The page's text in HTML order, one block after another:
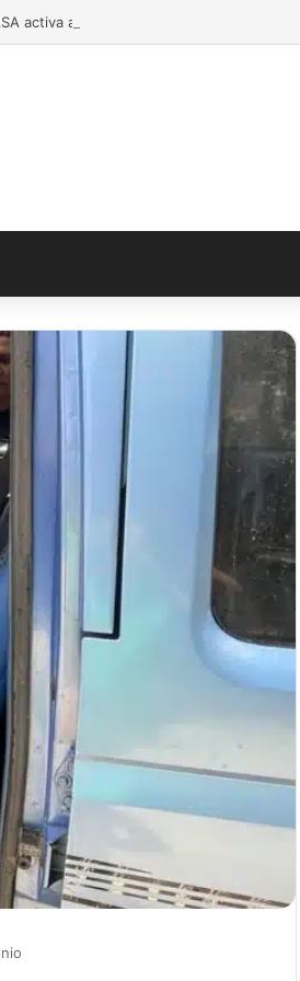
activa alerta por caso de rabia paralítica